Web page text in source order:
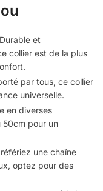
Durable et
collier est de la plus
par tous, ce collier
universelle.
en diverses
50cm pour un
une chaîne
optez pour des